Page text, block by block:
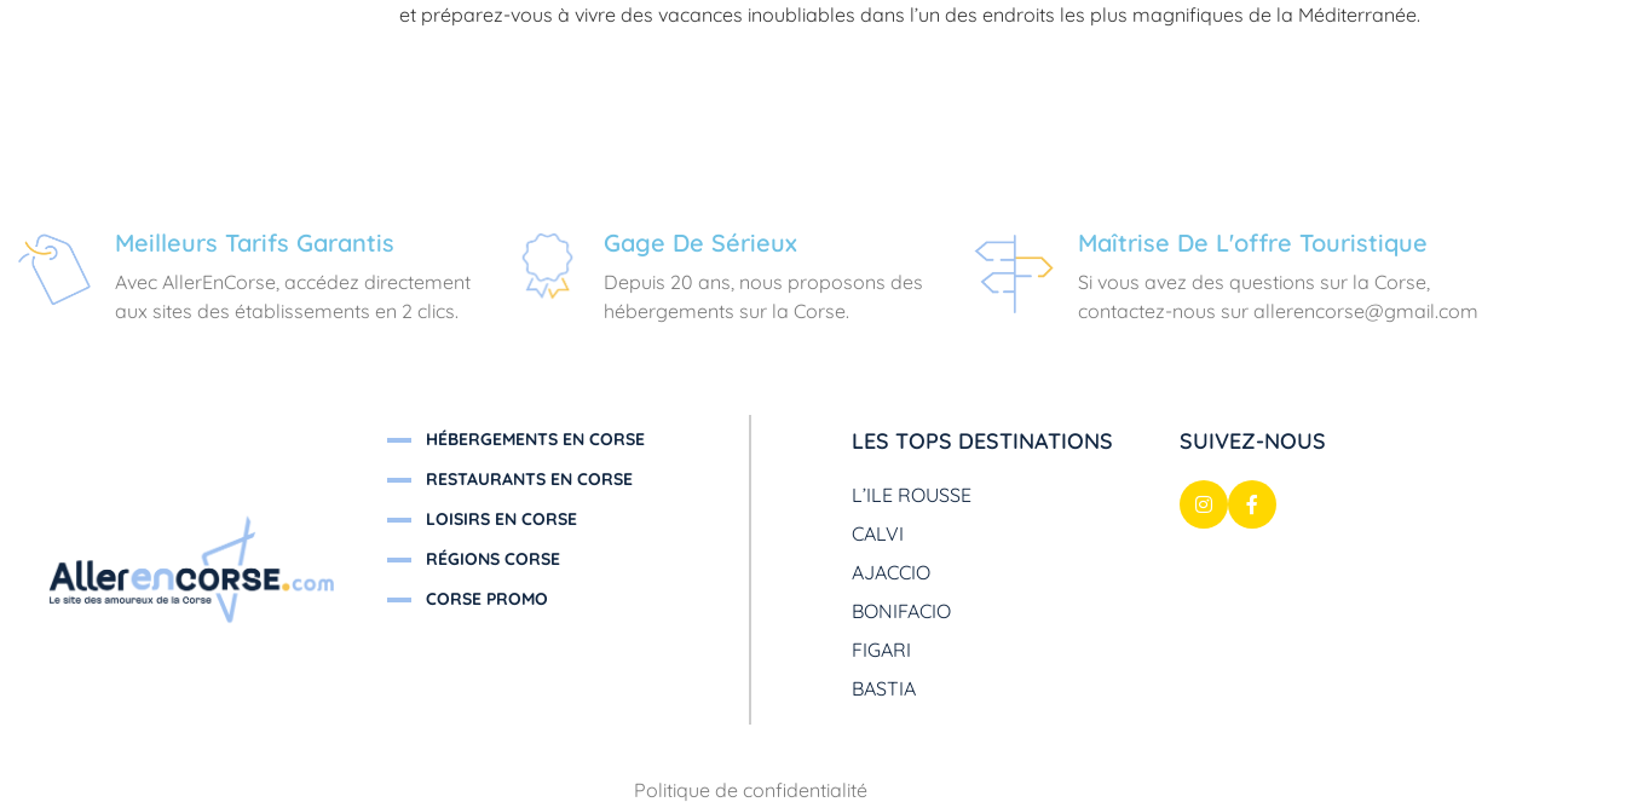
et préparez-vous à vivre des vacances inoubliables dans l’un des endroits les plus magnifiques de la Méditerranée.
Meilleurs Tarifs Garantis
Avec AllerEnCorse, accédez directement
aux sites des établissements en 2 clics.
Gage De Sérieux
Depuis 20 ans, nous proposons des
hébergements sur la Corse.
Maîtrise De L'offre Touristique
Si vous avez des questions sur la Corse,
contactez-nous sur allerencorse@gmail.com
HÉBERGEMENTS EN CORSE
RESTAURANTS EN CORSE
LOISIRS EN CORSE
RÉGIONS CORSE
CORSE PROMO
LES TOPS DESTINATIONS
L’ILE ROUSSE
CALVI
AJACCIO
BONIFACIO
FIGARI
BASTIA
SUIVEZ-NOUS
Politique de confidentialité